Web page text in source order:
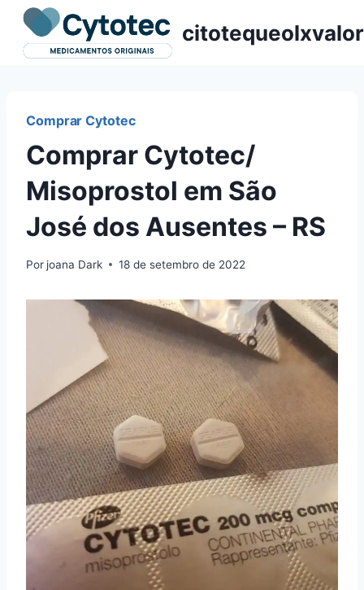
Pular
para
citotequeolxvalor
Comprar Cytotec
Comprar Cytotec/
Misoprostol em São
José dos Ausentes – RS
Por joana Dark 18 de setembro de 2022